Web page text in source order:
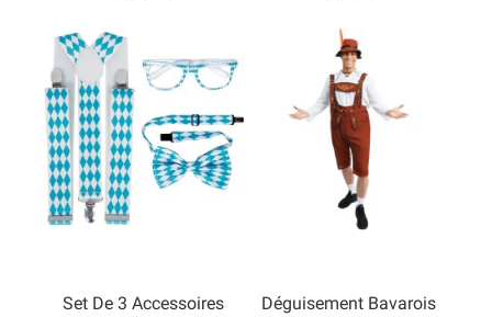
Set De 3 Accessoires
Déguisement Bavarois